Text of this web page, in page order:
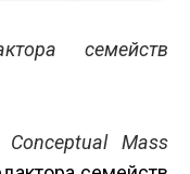
семейств
Conceptual Mass